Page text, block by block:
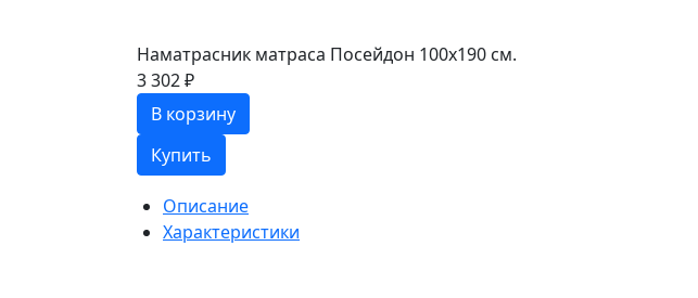
Наматрасник матраса Посейдон 100х190 см.
3 302 ₽
В корзину
Купить
Описание
Характеристики